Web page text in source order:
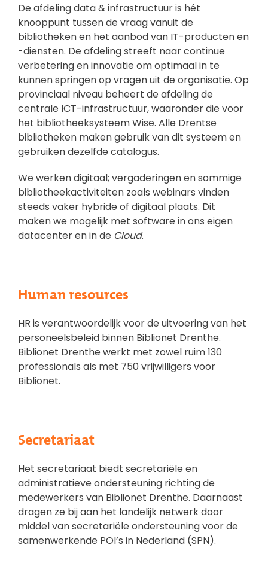
De afdeling data & infrastructuur is hét
knooppunt tussen de vraag vanuit de
bibliotheken en het aanbod van IT-producten en
-diensten. De afdeling streeft naar continue
verbetering en innovatie om optimaal in te
kunnen springen op vragen uit de organisatie. Op
provinciaal niveau beheert de afdeling de
centrale ICT-infrastructuur, waaronder die voor
het bibliotheeksysteem Wise. Alle Drentse
bibliotheken maken gebruik van dit systeem en
gebruiken dezelfde catalogus.
We werken digitaal; vergaderingen en sommige
bibliotheekactiviteiten zoals webinars vinden
steeds vaker hybride of digitaal plaats. Dit
maken we mogelijk met software in ons eigen
datacenter en in de Cloud.
Human resources
HR is verantwoordelijk voor de uitvoering van het
personeelsbeleid binnen Biblionet Drenthe.
Biblionet Drenthe werkt met zowel ruim 130
professionals als met 750 vrijwilligers voor
Biblionet.
Secretariaat
Het secretariaat biedt secretariële en
administratieve ondersteuning richting de
medewerkers van Biblionet Drenthe. Daarnaast
dragen ze bij aan het landelijk netwerk door
middel van secretariële ondersteuning voor de
samenwerkende POI’s in Nederland (SPN).